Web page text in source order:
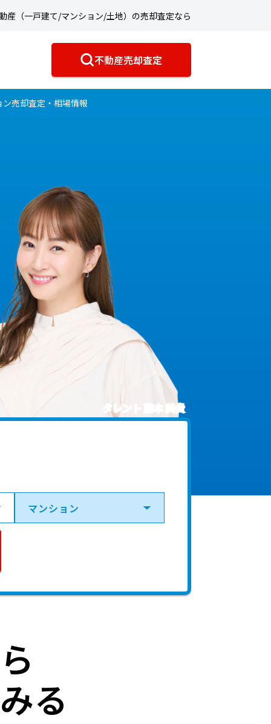
産（一戸建て/マンション/土地）の売却査定なら
不動産売却査定
売却査定・相場情報
タレント 藤本 美貴
る